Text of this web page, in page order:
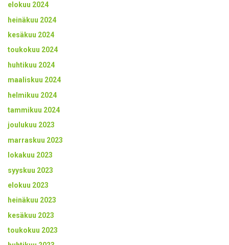
elokuu 2024
heinäkuu 2024
kesäkuu 2024
toukokuu 2024
huhtikuu 2024
maaliskuu 2024
helmikuu 2024
tammikuu 2024
joulukuu 2023
marraskuu 2023
lokakuu 2023
syyskuu 2023
elokuu 2023
heinäkuu 2023
kesäkuu 2023
toukokuu 2023